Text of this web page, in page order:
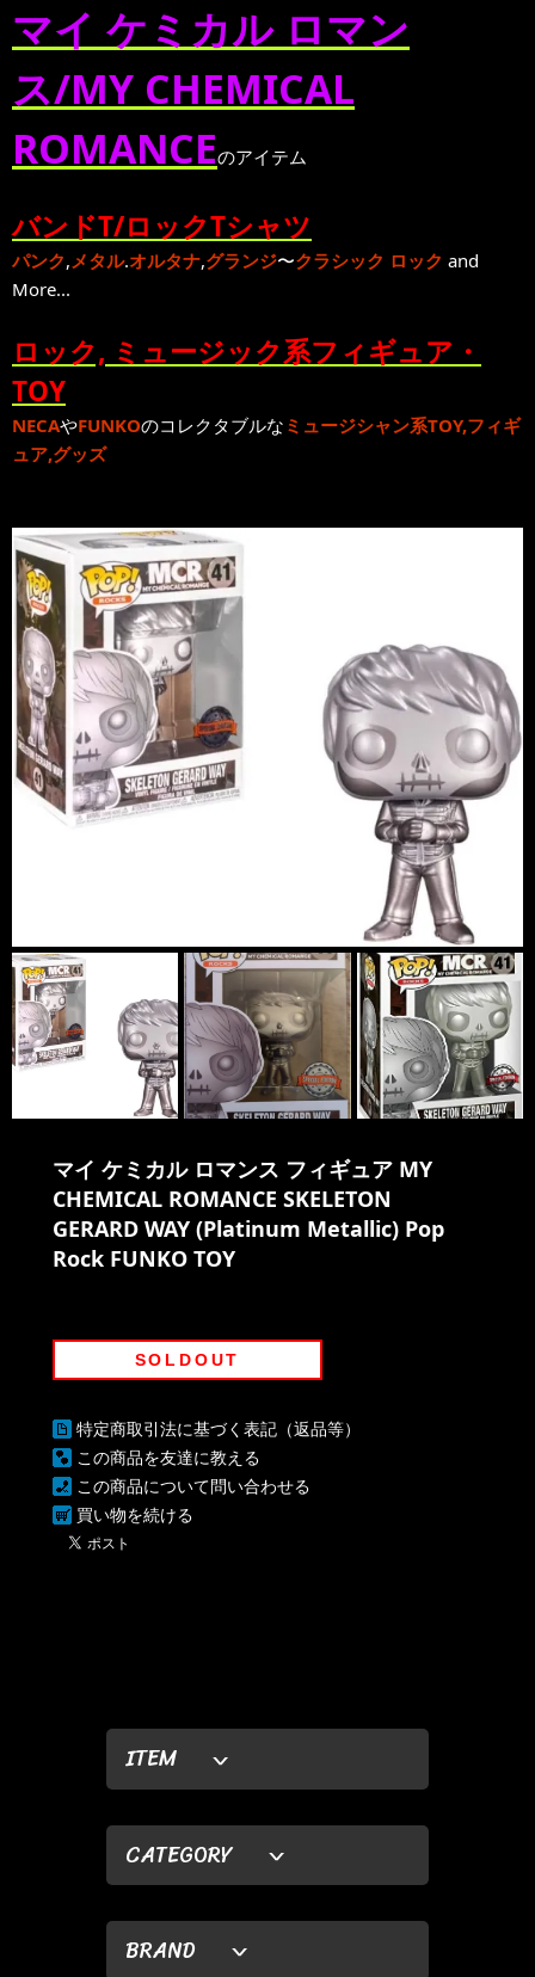
ITEM
CATEGORY
BRAND
マイ ケミカル ロマン
ス/MY CHEMICAL
ROMANCEのアイテム
バンドT/ロックTシャツ
パンク,メタル.オルタナ,グランジ〜クラシック ロック and
More...
ロック, ミュージック系フィギュア・
TOY
NECAやFUNKOのコレクタブルな ミュージシャン系TOY,フィギ
ュア,グッズ
マイ ケミカル ロマンス フィギュア MY
CHEMICAL ROMANCE SKELETON
GERARD WAY (Platinum Metallic) Pop
Rock FUNKO TOY
SOLDOUT
特定商取引法に基づく表記（返品等）
この商品を友達に教える
この商品について問い合わせる
買い物を続ける